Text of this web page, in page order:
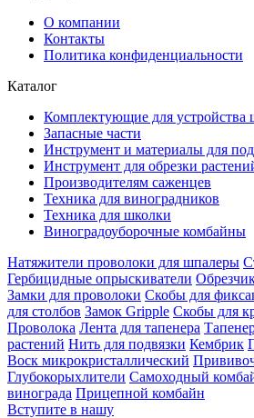
О компании
Контакты
Политика конфиденциальности
Каталог
Комплектующие для устройства
Запасные части
Инструмент и материалы для
Инструмент для обрезки
Производителям саженцев
Техника для виноградников
Техника для школки
Виноградоуборочные комбайны
Натяжители проволоки для шпалеры
Гербицидные опрыскиватели
Замки для проволоки Скобы для
для столбов Замок Gripple Скобы для
Проволока Лента для тапенера
растений Нить для подвязки Кембрик
Воск микрокристаллический
Глубокорыхлители Самоходный
винограда Прицепной комбайн
Вступите в нашу